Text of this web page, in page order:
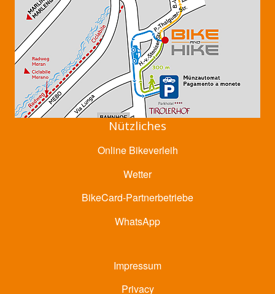
Nützliches
Online Bikeverleih
Wetter
BikeCard-Partnerbetriebe
WhatsApp
Impressum
Privacy